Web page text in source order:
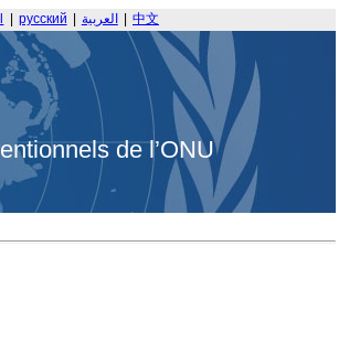
русский العربية 中文
de l’ONU